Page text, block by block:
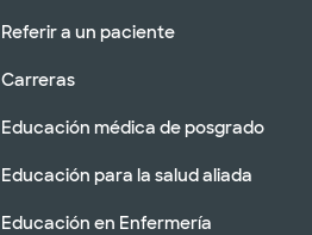
Referir a un paciente
Carreras
Educación médica de posgrado
Educación para la salud aliada
Educación en Enfermería